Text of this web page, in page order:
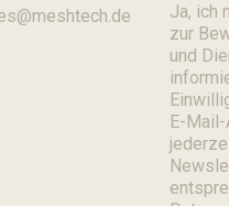
Ja, ich
zur
und
E-